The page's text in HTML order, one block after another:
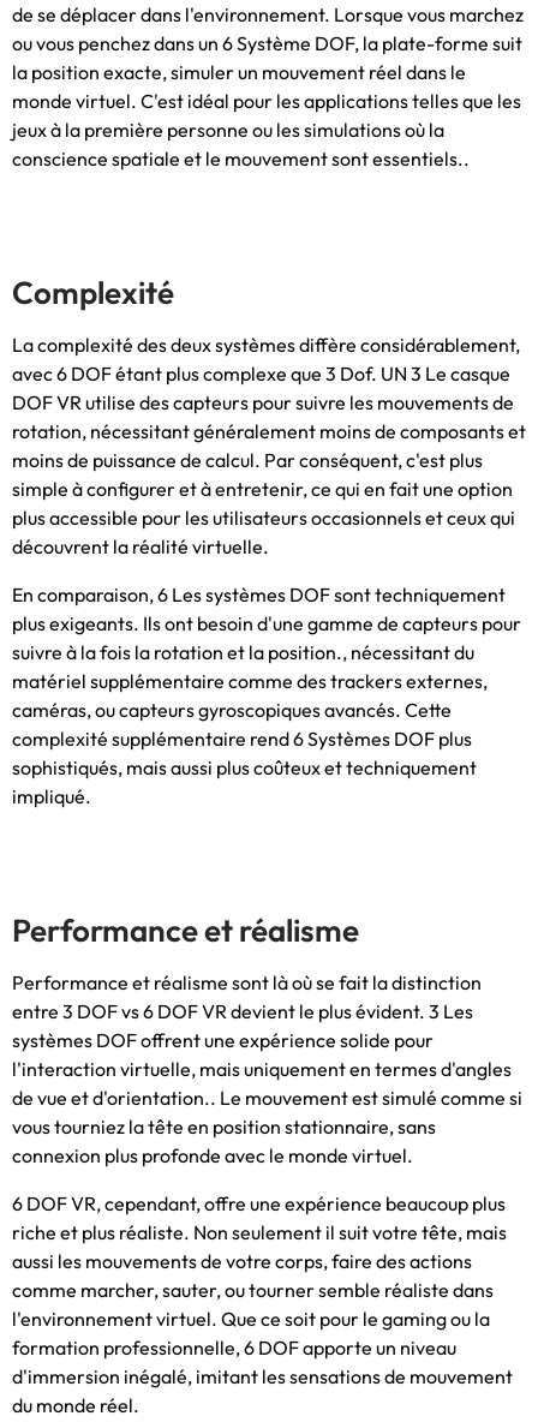
de se déplacer dans l'environnement. Lorsque vous marchez
ou vous penchez dans un 6 Système DOF, la plate-forme suit
la position exacte, simuler un mouvement réel dans le
monde virtuel. C'est idéal pour les applications telles que les
jeux à la première personne ou les simulations où la
conscience spatiale et le mouvement sont essentiels..
Complexité
La complexité des deux systèmes diffère considérablement,
avec 6 DOF étant plus complexe que 3 Dof. UN 3 Le casque
DOF VR utilise des capteurs pour suivre les mouvements de
rotation, nécessitant généralement moins de composants et
moins de puissance de calcul. Par conséquent, c'est plus
simple à configurer et à entretenir, ce qui en fait une option
plus accessible pour les utilisateurs occasionnels et ceux qui
découvrent la réalité virtuelle.
En comparaison, 6 Les systèmes DOF ​​sont techniquement
plus exigeants. Ils ont besoin d'une gamme de capteurs pour
suivre à la fois la rotation et la position., nécessitant du
matériel supplémentaire comme des trackers externes,
caméras, ou capteurs gyroscopiques avancés. Cette
complexité supplémentaire rend 6 Systèmes DOF ​​plus
sophistiqués, mais aussi plus coûteux et techniquement
impliqué.
Performance et réalisme
Performance et réalisme sont là où se fait la distinction
entre 3 DOF vs 6 DOF VR devient le plus évident. 3 Les
systèmes DOF ​​offrent une expérience solide pour
l'interaction virtuelle, mais uniquement en termes d'angles
de vue et d'orientation.. Le mouvement est simulé comme si
vous tourniez la tête en position stationnaire, sans
connexion plus profonde avec le monde virtuel.
6 DOF VR, cependant, offre une expérience beaucoup plus
riche et plus réaliste. Non seulement il suit votre tête, mais
aussi les mouvements de votre corps, faire des actions
comme marcher, sauter, ou tourner semble réaliste dans
l'environnement virtuel. Que ce soit pour le gaming ou la
formation professionnelle, 6 DOF apporte un niveau
d'immersion inégalé, imitant les sensations de mouvement
du monde réel.